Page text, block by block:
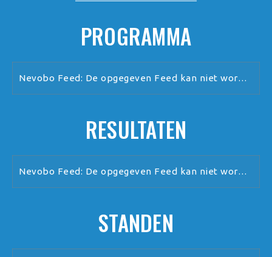
PROGRAMMA
Nevobo Feed: De opgegeven Feed kan niet worden verwerkt.
RESULTATEN
Nevobo Feed: De opgegeven Feed kan niet worden verwerkt.
STANDEN